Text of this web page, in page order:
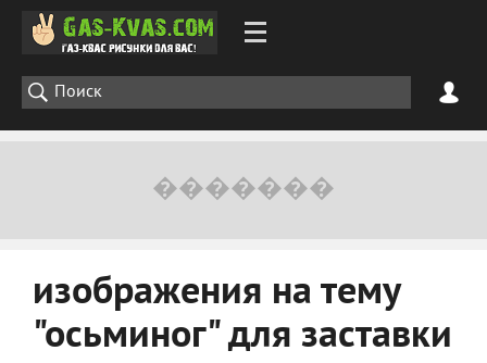
изображения на тему
"осьминог" для заставки